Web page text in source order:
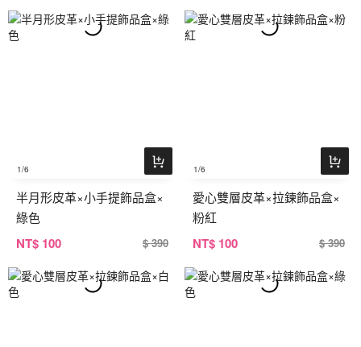
1/6
半月形皮革×小手提飾品盒×
綠色
NT$ 100 $ 390
1/6
愛心雙層皮革×拉鍊飾品盒×
粉紅
NT$ 100 $ 390